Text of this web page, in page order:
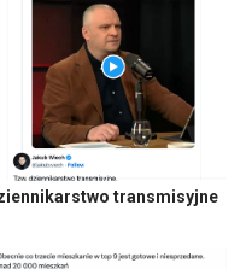
transmisyjne